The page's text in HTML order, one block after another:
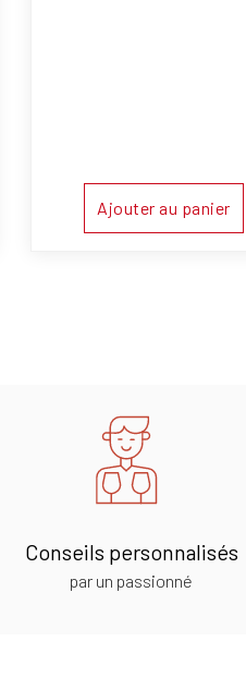
Ajouter au panier
Conseils personnalisés
par un passionné